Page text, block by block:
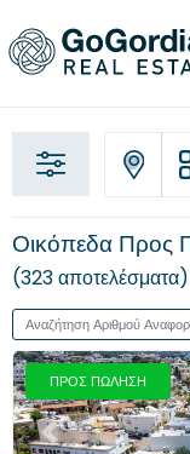
Οικόπεδα Προς
323 αποτελέσματα
ΠΡΟΣ ΠΩΛΗΣΗ
Προηγούμενο